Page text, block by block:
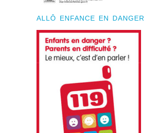
ALLÔ ENFANCE EN DANGER